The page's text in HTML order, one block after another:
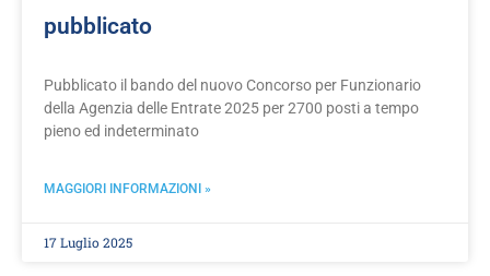
pubblicato
Pubblicato il bando del nuovo Concorso per Funzionario
della Agenzia delle Entrate 2025 per 2700 posti a tempo
pieno ed indeterminato
MAGGIORI INFORMAZIONI »
17 Luglio 2025